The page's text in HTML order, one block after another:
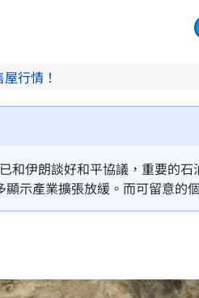
行情！
和伊朗談好和平協議，重要的石
示產業擴張放緩。而可留意的
期夜盤都有漲勢。